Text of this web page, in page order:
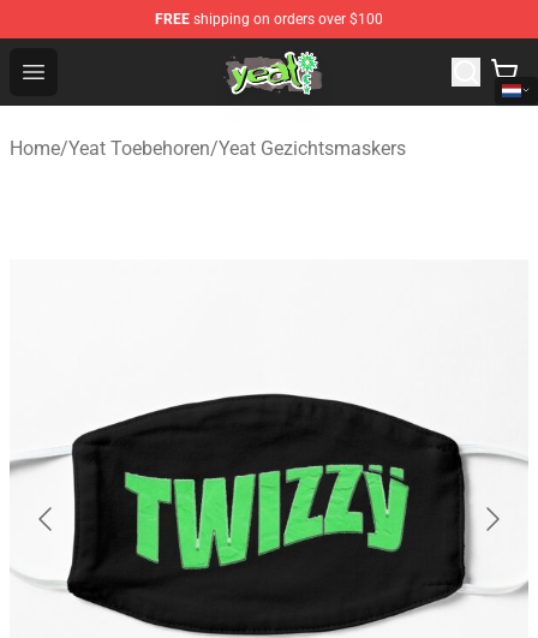
FREE shipping on orders over $100
Open menu
Yeat Shop - Official Yeat Merchandise Store
Home/Yeat Toebehoren/Yeat Gezichtsmaskers